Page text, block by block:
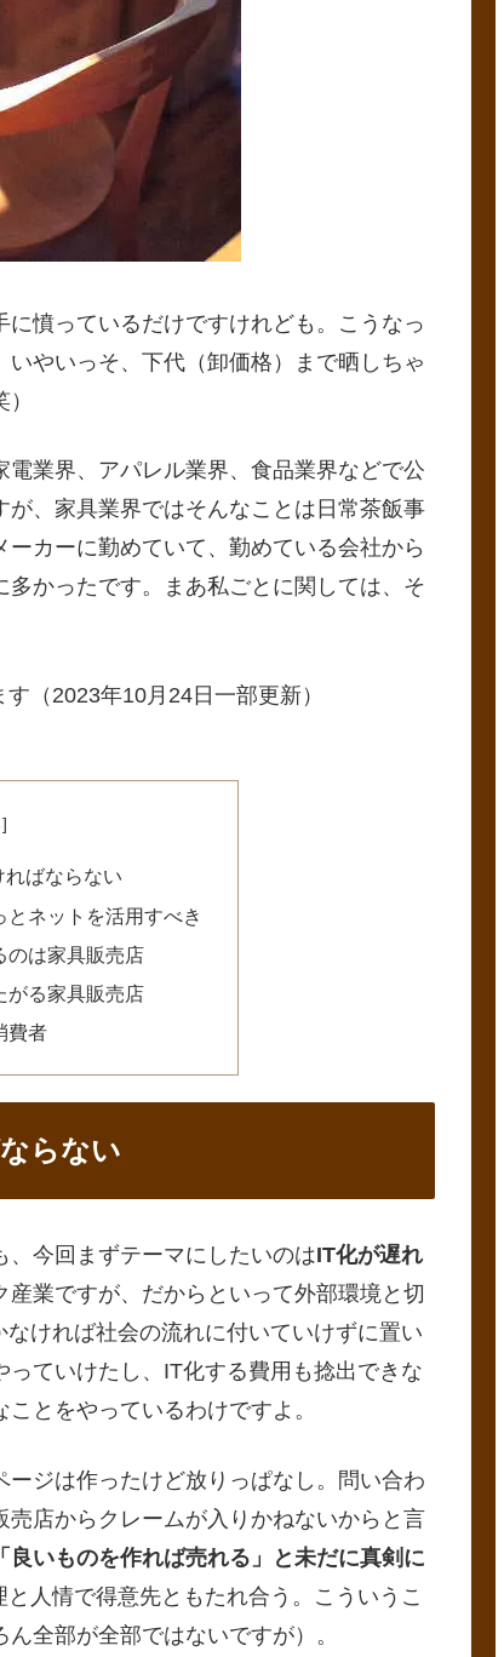
憤っているだけですけれども。こうなっ
やいっそ、下代（卸価格）まで晒しちゃ
業界、アパレル業界、食品業界などで公
、家具業界ではそんなことは日常茶飯事
カーに勤めていて、勤めている会社から
かったです。まあ私ごとに関しては、そ
（2023年10月24日一部更新）
ばならない
ネットを活用すべき
のは家具販売店
がる家具販売店
費者
らない
今回まずテーマにしたいのはIT化が遅れ
業ですが、だからといって外部環境と切
ければ社会の流れに付いていけずに置い
ていけたし、IT化する費用も捻出できな
とをやっているわけですよ。
ジは作ったけど放りっぱなし。問い合わ
店からクレームが入りかねないからと言
「良いものを作れば売れる」と未だに真剣に
人情で得意先ともたれ合う。こういうこ
全部が全部ではないですが）。